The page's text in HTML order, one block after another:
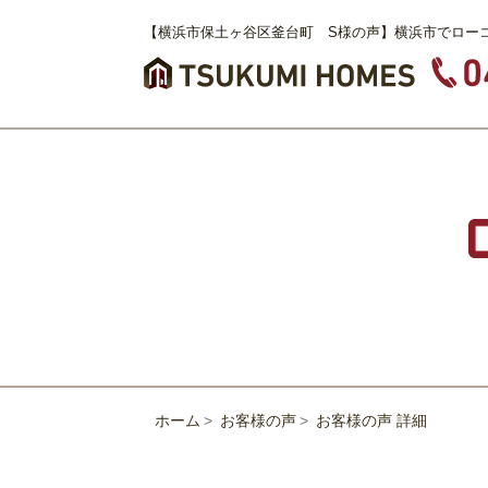
【横浜市保土ヶ谷区釜台町 S様の声】横浜市でロ
ホーム お客様の声 お客様の声 詳細